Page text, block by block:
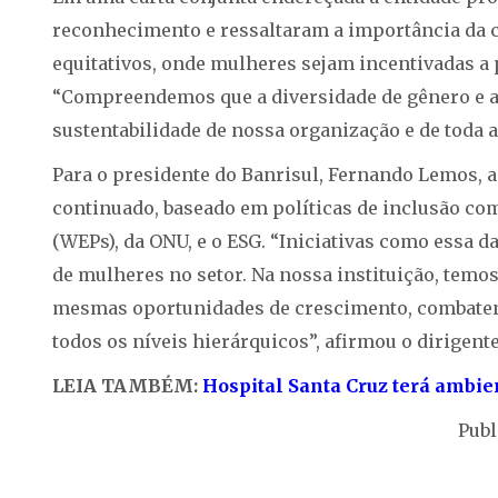
reconhecimento e ressaltaram a importância da
equitativos, onde mulheres sejam incentivadas
“Compreendemos que a diversidade de gênero
sustentabilidade de nossa organização e de toda
Para o presidente do Banrisul, Fernando Lemos,
continuado, baseado em políticas de inclusão
(WEPs), da ONU, e o ESG. “Iniciativas como
de mulheres no setor. Na nossa instituição,
mesmas oportunidades de crescimento,
todos os níveis hierárquicos”, afirmou o
LEIA TAMBÉM: Hospital Santa Cruz terá